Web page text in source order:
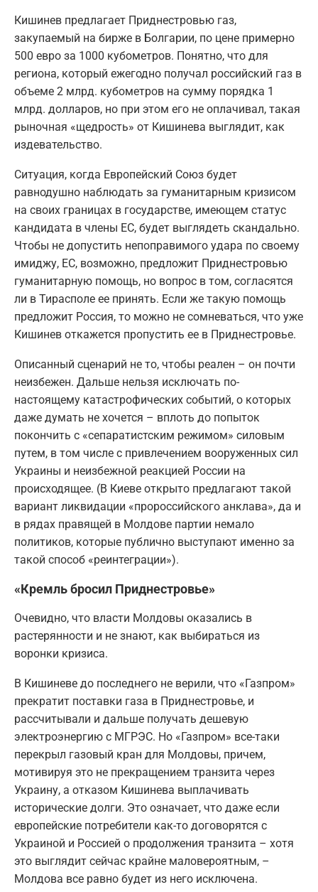
Кишинев предлагает Приднестровью газ,
закупаемый на бирже в Болгарии, по цене примерно
500 евро за 1000 кубометров. Понятно, что для
региона, который ежегодно получал российский газ в
объеме 2 млрд. кубометров на сумму порядка 1
млрд. долларов, но при этом его не оплачивал, такая
рыночная «щедрость» от Кишинева выглядит, как
издевательство.
Ситуация, когда Европейский Союз будет
равнодушно наблюдать за гуманитарным кризисом
на своих границах в государстве, имеющем статус
кандидата в члены ЕС, будет выглядеть скандально.
Чтобы не допустить непоправимого удара по своему
имиджу, ЕС, возможно, предложит Приднестровью
гуманитарную помощь, но вопрос в том, согласятся
ли в Тирасполе ее принять. Если же такую помощь
предложит Россия, то можно не сомневаться, что уже
Кишинев откажется пропустить ее в Приднестровье.
Описанный сценарий не то, чтобы реален – он почти
неизбежен. Дальше нельзя исключать по-
настоящему катастрофических событий, о которых
даже думать не хочется – вплоть до попыток
покончить с «сепаратистским режимом» силовым
путем, в том числе с привлечением вооруженных сил
Украины и неизбежной реакцией России на
происходящее. (В Киеве открыто предлагают такой
вариант ликвидации «пророссийского анклава», да и
в рядах правящей в Молдове партии немало
политиков, которые публично выступают именно за
такой способ «реинтеграции»).
«Кремль бросил Приднестровье»
Очевидно, что власти Молдовы оказались в
растерянности и не знают, как выбираться из
воронки кризиса.
В Кишиневе до последнего не верили, что «Газпром»
прекратит поставки газа в Приднестровье, и
рассчитывали и дальше получать дешевую
электроэнергию с МГРЭС. Но «Газпром» все-таки
перекрыл газовый кран для Молдовы, причем,
мотивируя это не прекращением транзита через
Украину, а отказом Кишинева выплачивать
исторические долги. Это означает, что даже если
европейские потребители как-то договорятся с
Украиной и Россией о продолжения транзита – хотя
это выглядит сейчас крайне маловероятным, –
Молдова все равно будет из него исключена.